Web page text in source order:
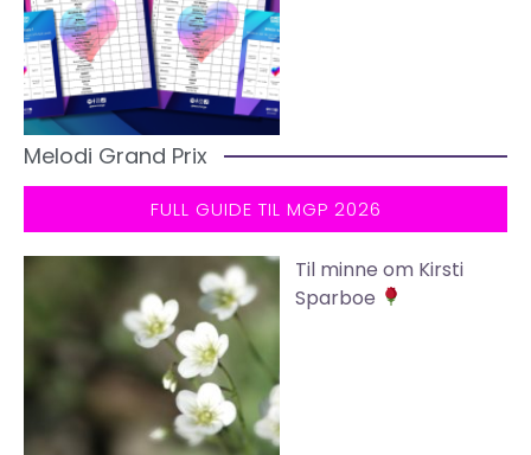
Melodi Grand Prix
FULL GUIDE TIL MGP 2026
Til minne om Kirsti
Sparboe